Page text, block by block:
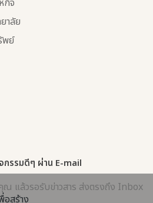
อสร้าง
กิจ
าลัย
พย์
กรรมดีๆ ผ่าน E-mail
แล้วรอรับข่าวสาร ส่งตรงถึง Inbox